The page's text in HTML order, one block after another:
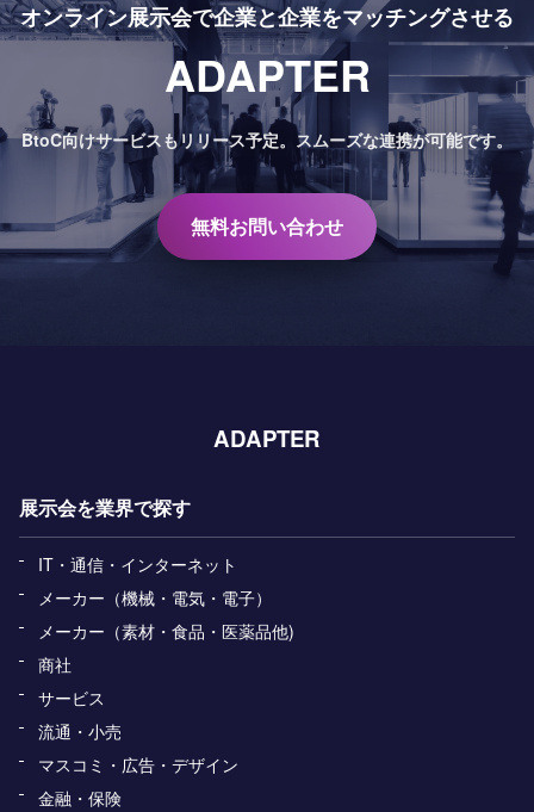
オンライン展示会で企業と企業をマッチングさせる
ADAPTER
BtoC向けサービスもリリース予定。 スムーズな連携が可能です。
無料お問い合わせ
ADAPTER
展示会を業界で探す
IT・通信・インターネット
メーカー（機械・電気・電子）
メーカー（素材・食品・医薬品他)
商社
サービス
流通・小売
マスコミ・広告・デザイン
金融・保険